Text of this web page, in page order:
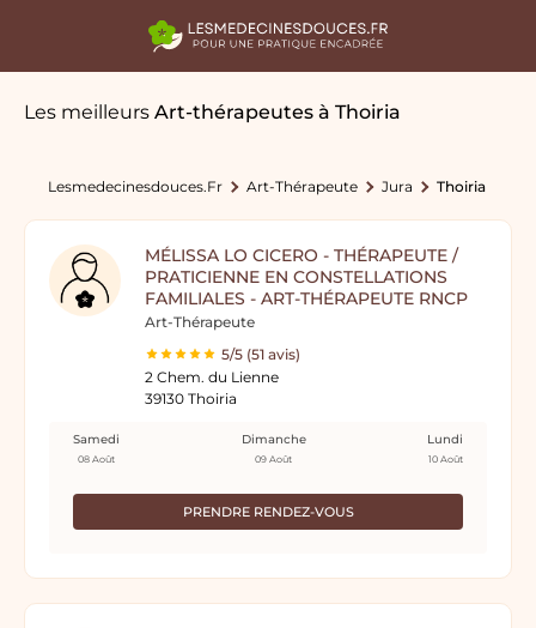
Les meilleurs Art-thérapeutes à Thoiria
Lesmedecinesdouces.fr Art-Thérapeute Jura Thoiria
MÉLISSA LO CICERO - THÉRAPEUTE /
PRATICIENNE EN CONSTELLATIONS
FAMILIALES - ART-THÉRAPEUTE RNCP
Art-Thérapeute
5/5 (51 avis)
2 Chem. du Lienne
39130 Thoiria
PRENDRE RENDEZ-VOUS
Samedi
08 Août
Dimanche
09 Août
Lundi
10 Août